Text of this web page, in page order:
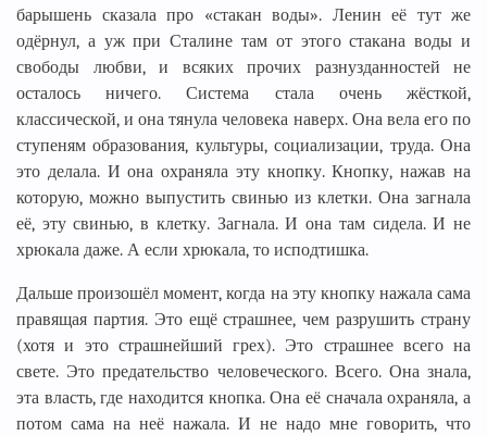
барышень сказала про «стакан воды». Ленин её тут же
одёрнул, а уж при Сталине там от этого стакана воды и
свободы любви, и всяких прочих разнузданностей не
осталось ничего. Система стала очень жёсткой,
классической, и она тянула человека наверх. Она вела его по
ступеням образования, культуры, социализации, труда. Она
это делала. И она охраняла эту кнопку. Кнопку, нажав на
которую, можно выпустить свинью из клетки. Она загнала
её, эту свинью, в клетку. Загнала. И она там сидела. И не
хрюкала даже. А если хрюкала, то исподтишка.
Дальше произошёл момент, когда на эту кнопку нажала сама
правящая партия. Это ещё страшнее, чем разрушить страну
(хотя и это страшнейший грех). Это страшнее всего на
свете. Это предательство человеческого. Всего. Она знала,
эта власть, где находится кнопка. Она её сначала охраняла, а
потом сама на неё нажала. И не надо мне говорить, что